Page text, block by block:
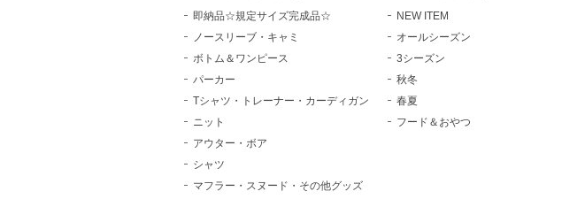
即納品☆規定サイズ完成品☆
ノースリーブ・キャミ
ボトム＆ワンピース
パーカー
Tシャツ・トレーナー・カーディガン
ニット
アウター・ボア
シャツ
マフラー・スヌード・その他グッズ
NEW ITEM
オールシーズン
3シーズン
秋冬
春夏
フード＆おやつ